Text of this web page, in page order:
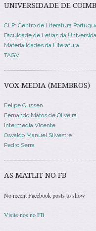
UNIVERSIDADE DE
CLP: Centro de Literatura
Faculdade de Letras da
Materialidades da Literatura
TAGV
VOX MEDIA (MEMBROS)
Felipe Cussen
Fernando Matos de Oliveira
Intermedia Vicente
Osvaldo Manuel Silvestre
Pedro Serra
AS MATLIT NO FB
No recent Facebook posts to show
Visite-nos no FB